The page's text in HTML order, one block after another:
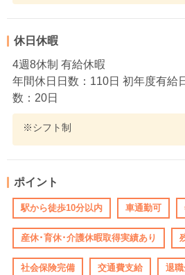
休日休暇
4週8休制 有給休暇
年間休日日数：110日 初年度有給
数：20日
※シフト制
ポイント
駅から徒歩10分以内 車通勤可
産休･育休･介護休暇取得実績あり
社会保険完備 交通費支給 退